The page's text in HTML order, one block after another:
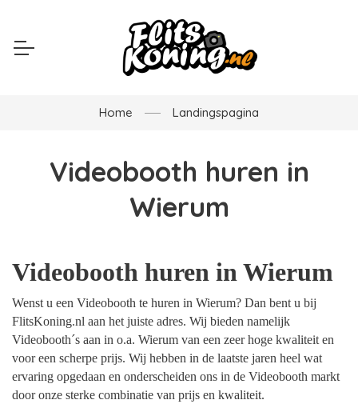
Home Landingspagina
Videobooth huren in
Wierum
Videobooth huren in Wierum
Wenst u een Videobooth te huren in Wierum? Dan bent u bij
FlitsKoning.nl aan het juiste adres. Wij bieden namelijk
Videobooth´s aan in o.a. Wierum van een zeer hoge kwaliteit en
voor een scherpe prijs. Wij hebben in de laatste jaren heel wat
ervaring opgedaan en onderscheiden ons in de Videobooth markt
door onze sterke combinatie van prijs en kwaliteit.